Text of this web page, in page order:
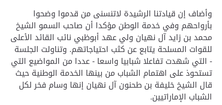
وأضاف إن قيادتنا الرشيدة لاتنسنى من قدموا وضحوا
بأرواحهم وفي خدمة الوطن مؤكدا أن صاحب السمو الشيخ
محمد بن زايد آل نهيان ولي عهد أبوظبي نائب القائد الأعلى
للقوات المسلحة يتابع عن كثب احتياجاتهم. وتناولت الجلسة
- التي شهدت تفاعلا شبابيا واسعا - عددا من المواضيع التي
تستحوذ على اهتمام الشباب من بينها الخدمة الوطنية حيث
قال الشيخ خليفة بن طحنون آل نهيان إنها وسام فخر لكل
الشباب الإماراتيين.